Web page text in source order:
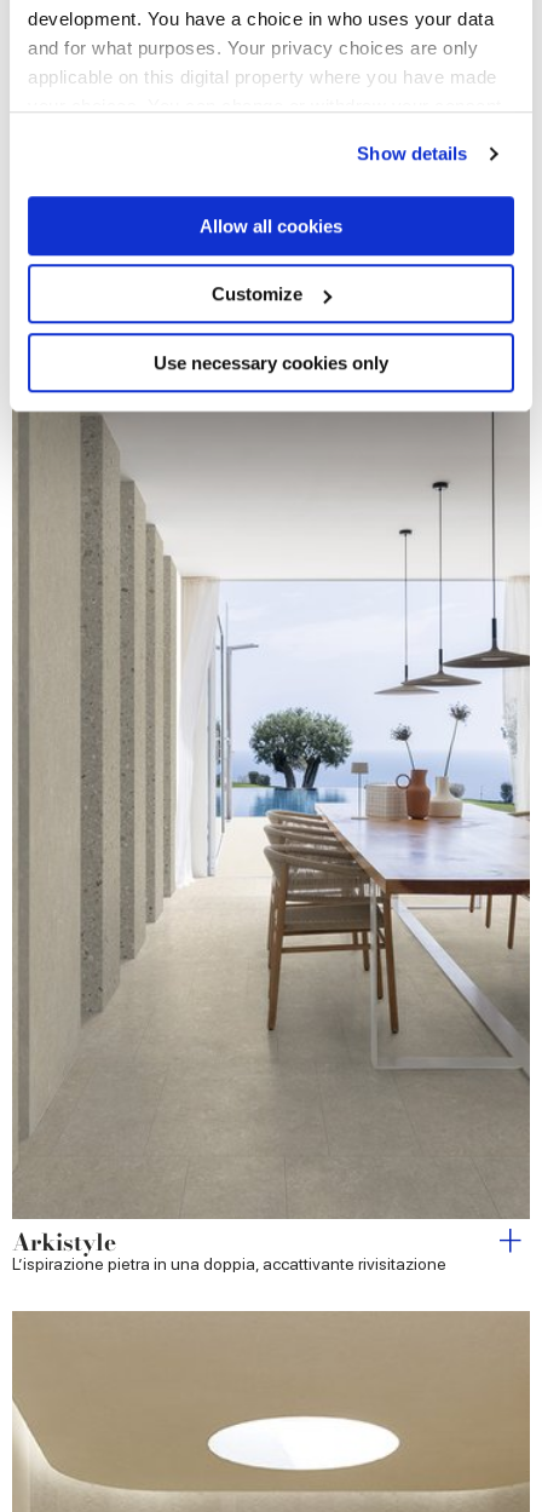
development. You have a choice in who uses your data
and for what purposes. Your privacy choices are only
applicable on this digital property where you have made
If you allow, we would also like to:
Collect information about your geographical
location which can be accurate to within several
Identify your device by actively scanning it for
specific characteristics (fingerprinting)
Find out more about how your personal data is processed
and set your preferences in thedetails section.
We use cookies to personalise content and ads, to
provide social media features and to analyse our traffic.
We also share information about your use of our site with
our social media, advertising and analytics partners who
may combine it with other information that you’ve
provided to them or that they’ve collected from your use
of their services.
Show details
Allow all cookies
Customize
Use necessary cookies only
Arkistone
Arkistyle
L’ispirazione pietra in una doppia, accattivante rivisitazione